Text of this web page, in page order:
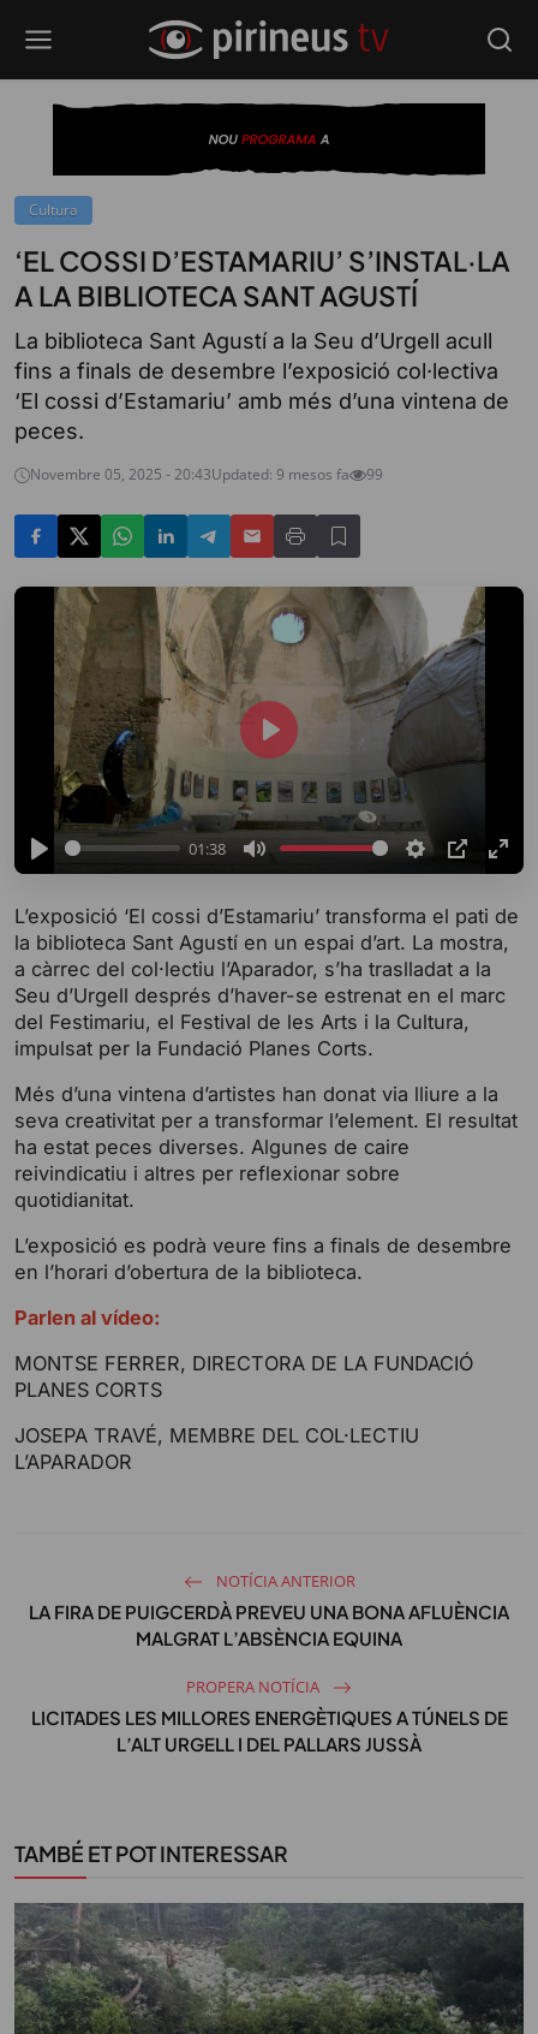
Cultura
‘EL COSSI D’ESTAMARIU’ S’INSTAL·LA
A LA BIBLIOTECA SANT AGUSTÍ
La biblioteca Sant Agustí a la Seu d’Urgell acull
fins a finals de desembre l’exposició col·lectiva
‘El cossi d’Estamariu’ amb més d’una vintena de
peces.
Novembre 05, 2025 - 20:43Updated: 9 mesos fa 99
P
a
y
01:38
M
t
e
S
t
i
n
s
P
P
E
n
t
r
l
P
l
a
L’exposició ‘El cossi d’Estamariu’ transforma el pati de
la biblioteca Sant Agustí en un espai d’art. La mostra,
a càrrec del col·lectiu l’Aparador, s’ha traslladat a la
Seu d’Urgell després d’haver-se estrenat en el marc
del Festimariu, el Festival de les Arts i la Cultura,
impulsat per la Fundació Planes Corts.
Més d’una vintena d’artistes han donat via lliure a la
seva creativitat per a transformar l’element. El resultat
ha estat peces diverses. Algunes de caire
reivindicatiu i altres per reflexionar sobre
quotidianitat.
L’exposició es podrà veure fins a finals de desembre
en l’horari d’obertura de la biblioteca.
Parlen al vídeo:
MONTSE FERRER, DIRECTORA DE LA FUNDACIÓ
PLANES CORTS
JOSEPA TRAVÉ, MEMBRE DEL COL·LECTIU
L’APARADOR
NOTÍCIA ANTERIOR
LA FIRA DE PUIGCERDÀ PREVEU UNA BONA AFLUÈNCIA
MALGRAT L’ABSÈNCIA EQUINA
PROPERA NOTÍCIA
LICITADES LES MILLORES ENERGÈTIQUES A TÚNELS DE
L’ALT URGELL I DEL PALLARS JUSSÀ
TAMBÉ ET POT INTERESSAR